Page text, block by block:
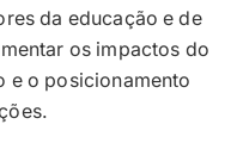
da educação e de
os impactos do
e o posicionamento